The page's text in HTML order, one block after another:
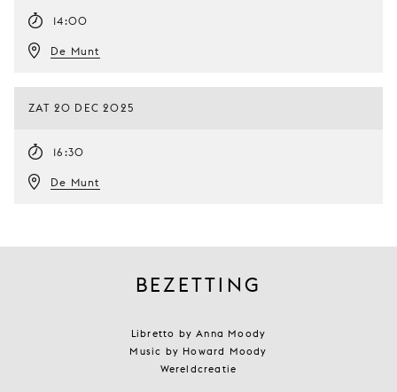
14:00
De Munt
ZAT 20 DEC 2025
16:30
De Munt
BEZETTING
Libretto by Anna Moody
Music by Howard Moody
Wereldcreatie